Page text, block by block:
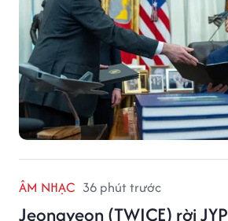
ÂM NHẠC 36 phút trước
Jeongyeon (TWICE) rời JYP